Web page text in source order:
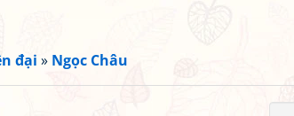
đại » Ngọc Châu